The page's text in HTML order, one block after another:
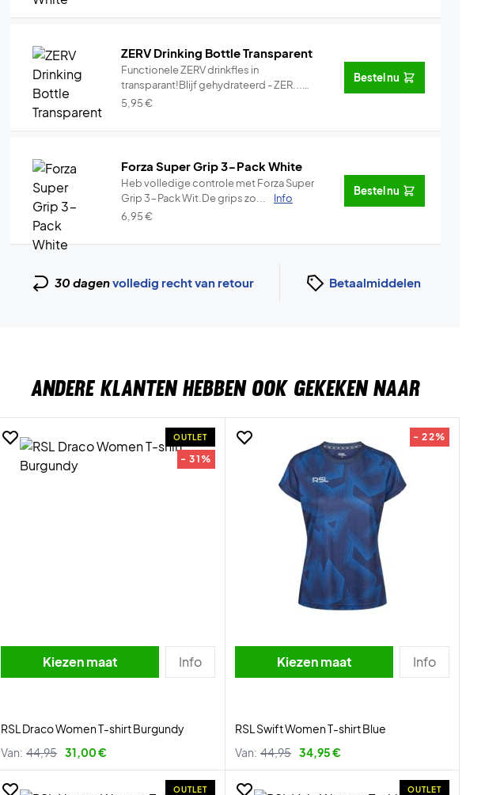
ZERV Drinking Bottle Transparent
Functionele ZERV drinkfles in
transparant!Blijf gehydrateerd - ZER...
Info
5,95€
Bestel nu
Forza Super Grip 3-Pack White
Heb volledige controle met Forza Super
Grip 3-Pack Wit.De grips zo...
Info
6,95€
Bestel nu
30 dagenvolledig recht van retour Betaalmiddelen
ANDERE KLANTEN HEBBEN OOK GEKEKEN NAAR
OUTLET
- 31%
Kiezen maat Info
RSL Draco Women T-shirt Burgundy
Van: 44,95 31,00 €
- 22%
Kiezen maat Info
RSL Swift Women T-shirt Blue
Van: 44,95 34,95 €
OUTLET OUTLET